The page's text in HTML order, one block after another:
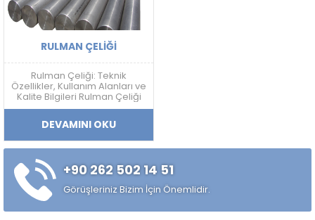
RULMAN ÇELIĞI
Rulman Çeliği: Teknik
Özellikler, Kullanım Alanları ve
Kalite Bilgileri Rulman Çeliği
Nedir? Rulman çeliği; yüksek
sertlik, aşınma dayanımı,
yorulma direnci ve boyutsal
kararlılık gerektiren
uygulamalarda kullanılan
yüksek karbonlu krom
alaşımlı özel çelik türüdür.
Özellikle rulman, bilya,
makaralı rulman elemanları,
DEVAMINI OKU
+90 262 502 14 51
Görüşleriniz Bizim İçin Önemlidir.